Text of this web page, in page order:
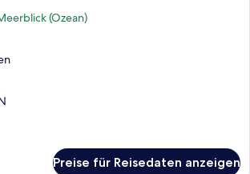
(Ozean)
Preise für Reisedaten anzeigen